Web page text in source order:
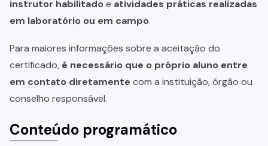
instrutor habilitadoe atividades práticas realizadas
em laboratório ou em campo.
Para maiores informações sobre a aceitação do
certificado, é necessário que o próprio aluno entre
em contato diretamente com a instituição, órgão ou
conselho responsável.
Conteúdo programático